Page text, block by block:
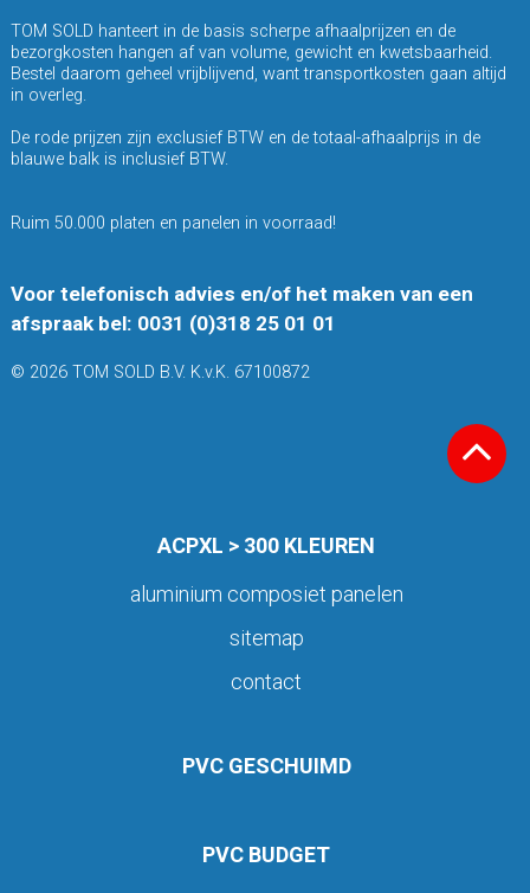
TOM SOLD hanteert in de basis scherpe afhaalprijzen en de
bezorgkosten hangen af van volume, gewicht en kwetsbaarheid.
Bestel daarom geheel vrijblijvend, want transportkosten gaan altijd
in overleg.
De rode prijzen zijn exclusief BTW en de totaal-afhaalprijs in de
blauwe balk is inclusief BTW.
Ruim 50.000 platen en panelen in voorraad!
Voor telefonisch advies en/of het maken van een
afspraak bel: 0031 (0)318 25 01 01
© 2026 TOM SOLD B.V. K.v.K. 67100872
ACPXL > 300 KLEUREN
aluminium composiet panelen
sitemap
contact
PVC GESCHUIMD
PVC BUDGET